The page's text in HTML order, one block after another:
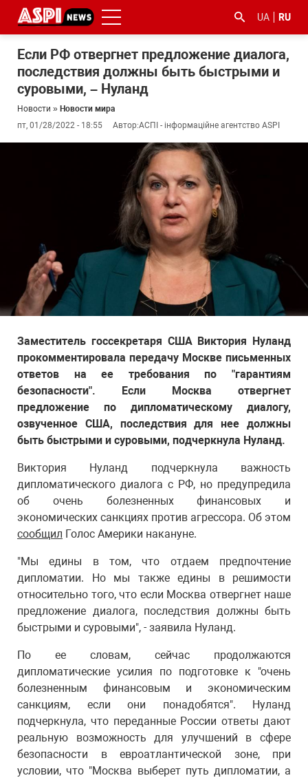
UA RU
Если РФ отвергнет предложение диалога,
последствия должны быть быстрыми и
суровыми, – Нуланд
Новости » Новости мира
пт, 01/28/2022 - 18:55
Автор:АСПІ - інформаційне агентство ASPI
Заместитель госсекретаря США Виктория Нуланд
прокомментировала передачу Москве письменных
ответов на ее требования по "гарантиям
безопасности". Если Москва отвергнет
предложение по дипломатическому диалогу,
озвученное США, последствия для нее должны
быть быстрыми и суровыми, подчеркнула Нуланд.
Виктория Нуланд подчеркнула важность
дипломатического диалога с РФ, но предупредила
об очень болезненных финансовых и
экономических санкциях против агрессора. Об этом
сообщил Голос Америки накануне.
"Мы едины в том, что отдаем предпочтение
дипломатии. Но мы также едины в решимости
относительно того, что если Москва отвергнет наше
предложение диалога, последствия должны быть
быстрыми и суровыми", - заявила Нуланд.
По ее словам, сейчас продолжаются
дипломатические усилия по подготовке к "очень
болезненным финансовым и экономическим
санкциям, если они понадобятся". Нуланд
подчеркнула, что переданные России ответы дают
реальную возможность для улучшений в сфере
безопасности в евроатлантической зоне, при
условии, что "Москва выберет путь дипломатии, а
#Киев #коронавірус